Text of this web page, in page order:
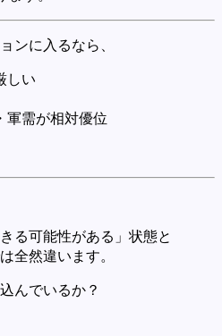
ンに入るなら、
しい
軍需が相対優位
る可能性がある」状態と
全然違います。
んでいるか？